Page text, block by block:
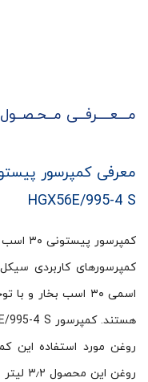
مـــعــــرفــی مــحـصــول
HGX56E/995-4 S
کمپرسورهای کاربردی
اسمی ۳۰ اسب بخار
روغن مورد استفاده این